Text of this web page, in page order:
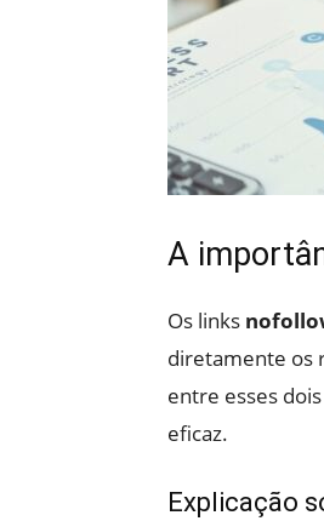
A
Os links
diretamente os
entre esses
eficaz.
Explicação